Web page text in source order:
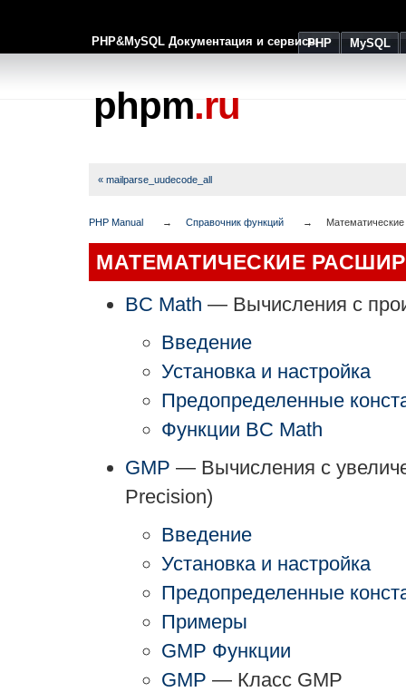
PHP&MySQL Документация и сервисыPHP MySQL
phpm.ru
« mailparse_uudecode_all
PHP Manual Справочник функций
МАТЕМАТИЧЕСКИЕ
BC Math — Вычисления с
Введение
Установка и настройка
Предопределенные
Функции BC Math
GMP — Вычисления с
Precision)
Введение
Установка и настройка
Предопределенные
Примеры
GMP Функции
GMP — Класс GMP